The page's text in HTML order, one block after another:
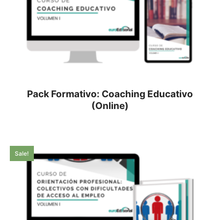
Pack Formativo: Coaching Educativo
(Online)
Sale!